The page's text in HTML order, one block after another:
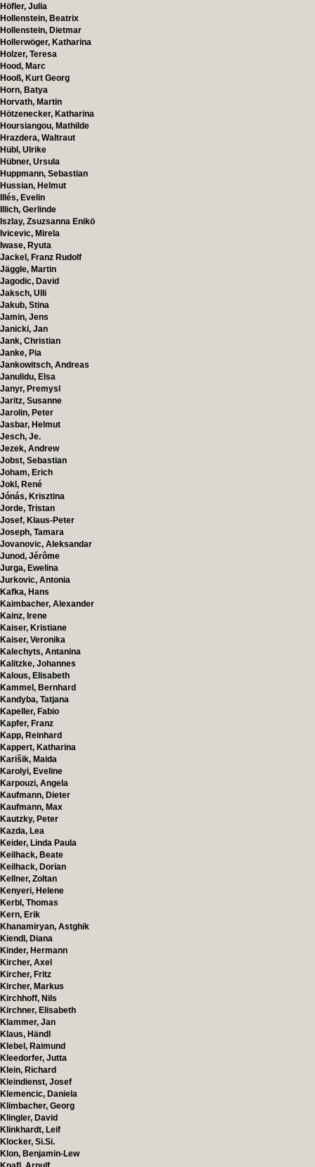
Höfler, Julia
Hollenstein, Beatrix
Hollenstein, Dietmar
Hollerwöger, Katharina
Holzer, Teresa
Hood, Marc
Hooß, Kurt Georg
Horn, Batya
Horvath, Martin
Hötzenecker, Katharina
Hoursiangou, Mathilde
Hrazdera, Waltraut
Hübl, Ulrike
Hübner, Ursula
Huppmann, Sebastian
Hussian, Helmut
Illés, Evelin
Illich, Gerlinde
Iszlay, Zsuzsanna Enikö
Ivicevic, Mirela
Iwase, Ryuta
Jackel, Franz Rudolf
Jäggle, Martin
Jagodic, David
Jaksch, Ulli
Jakub, Stina
Jamin, Jens
Janicki, Jan
Jank, Christian
Janke, Pia
Jankowitsch, Andreas
Janulidu, Elsa
Janyr, Premysl
Jaritz, Susanne
Jarolin, Peter
Jasbar, Helmut
Jesch, Je.
Jezek, Andrew
Jobst, Sebastian
Joham, Erich
Jokl, René
Jónás, Krisztina
Jorde, Tristan
Josef, Klaus-Peter
Joseph, Tamara
Jovanovic, Aleksandar
Junod, Jérôme
Jurga, Ewelina
Jurkovic, Antonia
Kafka, Hans
Kaimbacher, Alexander
Kainz, Irene
Kaiser, Kristiane
Kaiser, Veronika
Kalechyts, Antanina
Kalitzke, Johannes
Kalous, Elisabeth
Kammel, Bernhard
Kandyba, Tatjana
Kapeller, Fabio
Kapfer, Franz
Kapp, Reinhard
Kappert, Katharina
Karišik, Maida
Karolyi, Eveline
Karpouzi, Angela
Kaufmann, Dieter
Kaufmann, Max
Kautzky, Peter
Kazda, Lea
Keider, Linda Paula
Keilhack, Beate
Keilhack, Dorian
Kellner, Zoltan
Kenyeri, Helene
Kerbl, Thomas
Kern, Erik
Khanamiryan, Astghik
Kiendl, Diana
Kinder, Hermann
Kircher, Axel
Kircher, Fritz
Kircher, Markus
Kirchhoff, Nils
Kirchner, Elisabeth
Klammer, Jan
Klaus, Händl
Klebel, Raimund
Kleedorfer, Jutta
Klein, Richard
Kleindienst, Josef
Klemencic, Daniela
Klimbacher, Georg
Klingler, David
Klinkhardt, Leif
Klocker, Si.Si.
Klon, Benjamin-Lew